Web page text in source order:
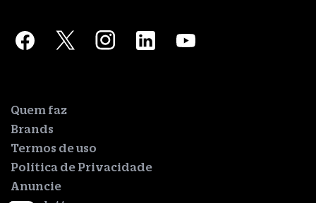
Quem faz
Brands
Termos de uso
Política de Privacidade
Anuncie